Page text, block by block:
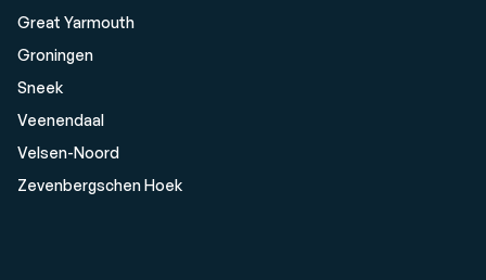
Great Yarmouth
Groningen
Sneek
Veenendaal
Velsen-Noord
Zevenbergschen Hoek